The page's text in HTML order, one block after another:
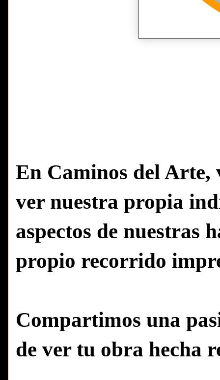
En Caminos del Arte,
ver nuestra propia
aspectos de nuestras
propio recorrido
Compartimos una
de ver tu obra hecha